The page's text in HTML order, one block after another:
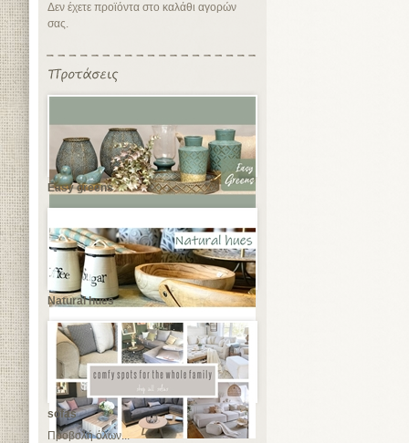
Δεν έχετε προϊόντα στο καλάθι αγορών
σας.
Easy greens
Natural hues
sofas
Προβολή όλων...